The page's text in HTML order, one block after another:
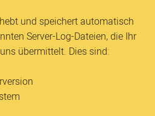
und speichert automatisch
Server-Log-Dateien, die Ihr
übermittelt. Dies sind: